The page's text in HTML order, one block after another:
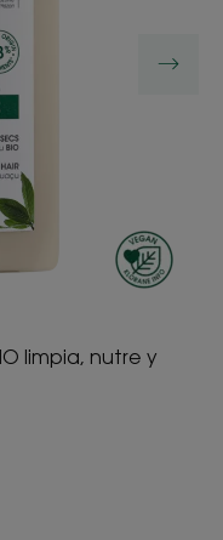
limpia, nutre y